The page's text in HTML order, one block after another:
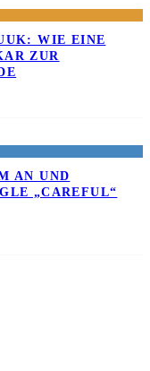
WIE EINE B
ZUR K
AN UND
„CAREFUL“